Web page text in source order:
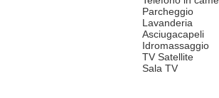
Parcheggio
Lavanderia
Asciugacapeli
Idromassaggio
TV Satellite
Sala TV